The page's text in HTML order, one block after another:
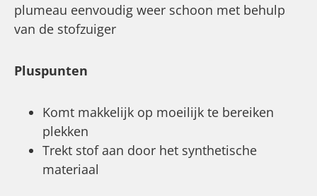
plumeau eenvoudig weer schoon met behulp
van de stofzuiger
Pluspunten
Komt makkelijk op moeilijk te bereiken
plekken
Trekt stof aan door het synthetische
materiaal